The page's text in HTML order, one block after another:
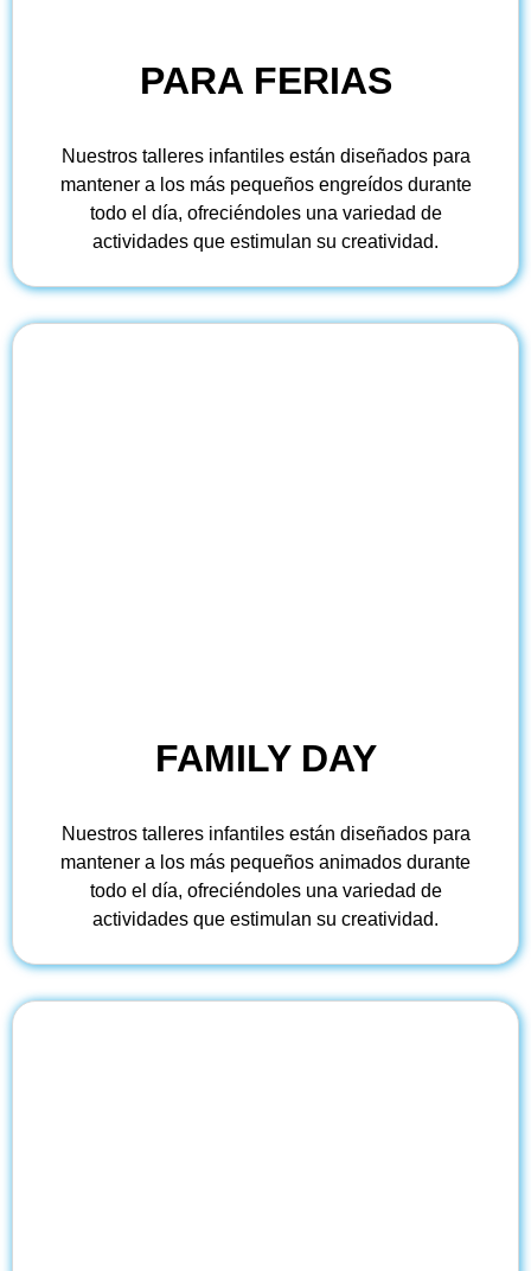
PARA FERIAS
Nuestros talleres infantiles están diseñados para
mantener a los más pequeños engreídos durante
todo el día, ofreciéndoles una variedad de
actividades que estimulan su creatividad.
FAMILY DAY
Nuestros talleres infantiles están diseñados para
mantener a los más pequeños animados durante
todo el día, ofreciéndoles una variedad de
actividades que estimulan su creatividad.